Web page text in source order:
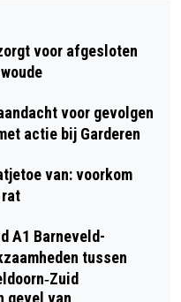
BEDREIGING
OP
voor afgesloten
voor gevolgen
actie bij Garderen
van: voorkom
A1 Barneveld-
tussen
gevel van